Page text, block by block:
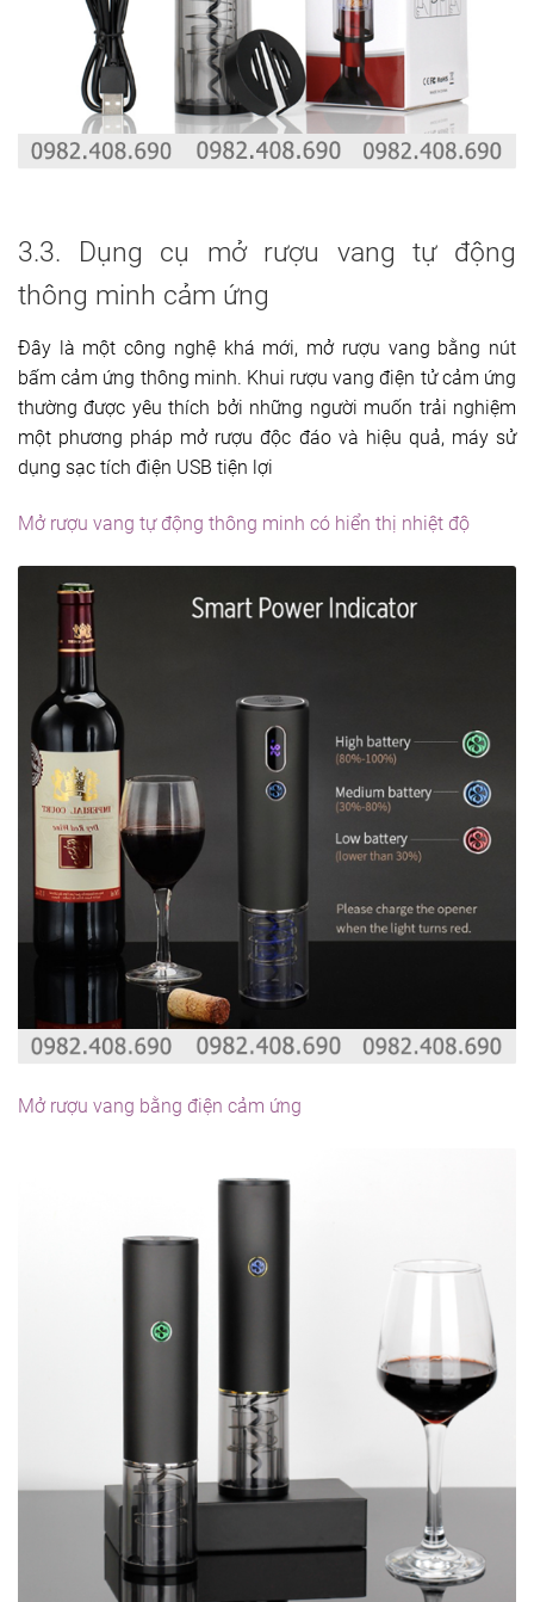
3.3. Dụng cụ mở rượu vang tự động
thông minh cảm ứng
Đây là một công nghệ khá mới, mở rượu vang bằng nút
bấm cảm ứng thông minh. Khui rượu vang điện tử cảm ứng
thường được yêu thích bởi những người muốn trải nghiệm
một phương pháp mở rượu độc đáo và hiệu quả, máy sử
dụng sạc tích điện USB tiện lợi
Mở rượu vang tự động thông minh có hiển thị nhiệt độ
Mở rượu vang bằng điện cảm ứng